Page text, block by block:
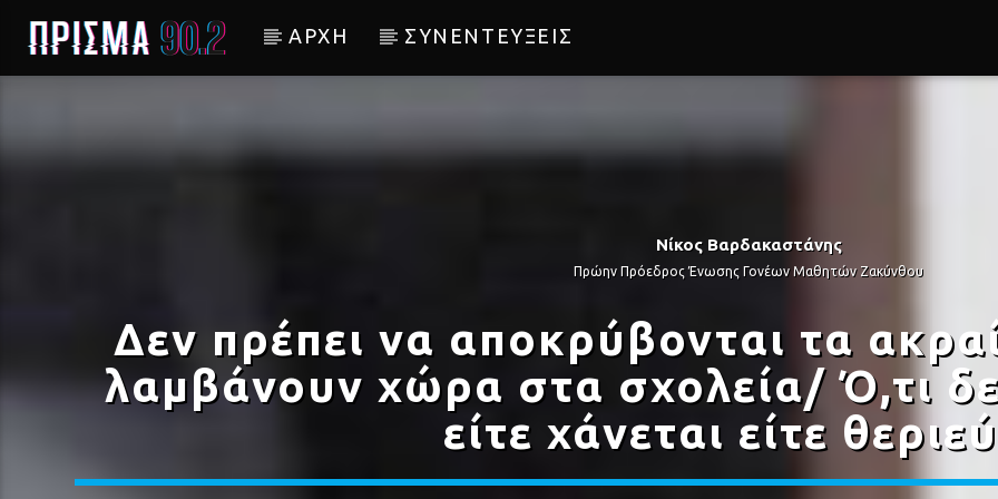
ΑΡΧΗ ΣΥΝΕΝΤΕΥΞΕΙΣ
ΠΥΞ ΛΑΞ ΧΑΡΗΣ & ΠΑΝΟΣ ΚΑΤΣΙΜΙΧΑΣ
Νίκος Βαρδακαστάνης
Πρώην Πρόεδρος Ένωσης Γονέων Μαθητών Ζακύνθου
Δεν πρέπει να αποκρύβονται τα
λαμβάνουν χώρα στα σχολεία/ Ό,τι
είτε χάνεται είτε